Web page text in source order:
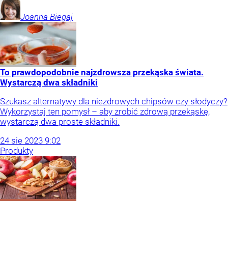
Joanna Biegaj
To prawdopodobnie najzdrowsza przekąska świata.
Wystarczą dwa składniki
Szukasz alternatywy dla niezdrowych chipsów czy słodyczy?
Wykorzystaj ten pomysł – aby zrobić zdrową przekąskę,
wystarczą dwa proste składniki.
24 sie 2023 9:02
Produkty